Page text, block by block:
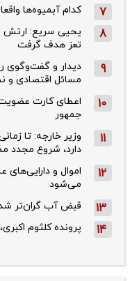
7 کدام آبمیوه‌ها
8
یحیی سریع: ارتش
تعز هدف گرفت
9
دیدار و گفت‌وگوی
مسائل اقتصادی و
10
اعطای کارت
جمهور
11
وزیر خارجه: تا
دارد، شروع مجدد
12
اموال و دارایی‌های
می‌شود
13 قبض آب گران‌تر
14 پرونده کلثوم